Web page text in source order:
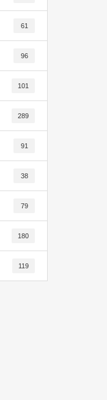
61
96
101
289
91
38
79
180
119